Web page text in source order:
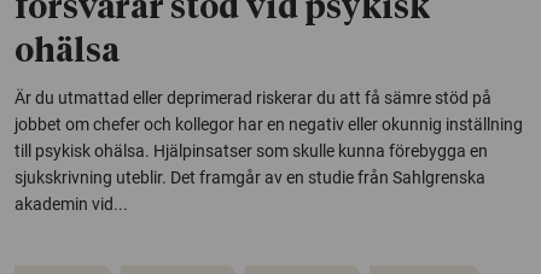
försvårar stöd vid psykisk
ohälsa
Är du utmattad eller deprimerad riskerar du att få sämre stöd på
jobbet om chefer och kollegor har en negativ eller okunnig inställning
till psykisk ohälsa. Hjälpinsatser som skulle kunna förebygga en
sjukskrivning uteblir. Det framgår av en studie från Sahlgrenska
akademin vid...